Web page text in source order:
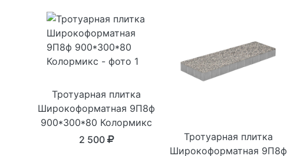
Тротуарная плитка
Широкоформатная 9П8ф
900*300*80 Колормикс
2 500
Тротуарная плитка
Широкоформатная 9П8ф